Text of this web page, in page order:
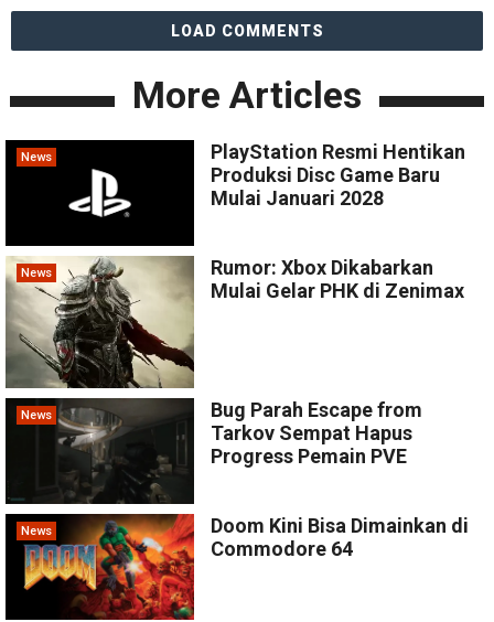
LOAD COMMENTS
More Articles
News
PlayStation Resmi Hentikan
Produksi Disc Game Baru
Mulai Januari 2028
News
Rumor: Xbox Dikabarkan
Mulai Gelar PHK di Zenimax
News
Bug Parah Escape from
Tarkov Sempat Hapus
Progress Pemain PVE
News
Doom Kini Bisa Dimainkan di
Commodore 64